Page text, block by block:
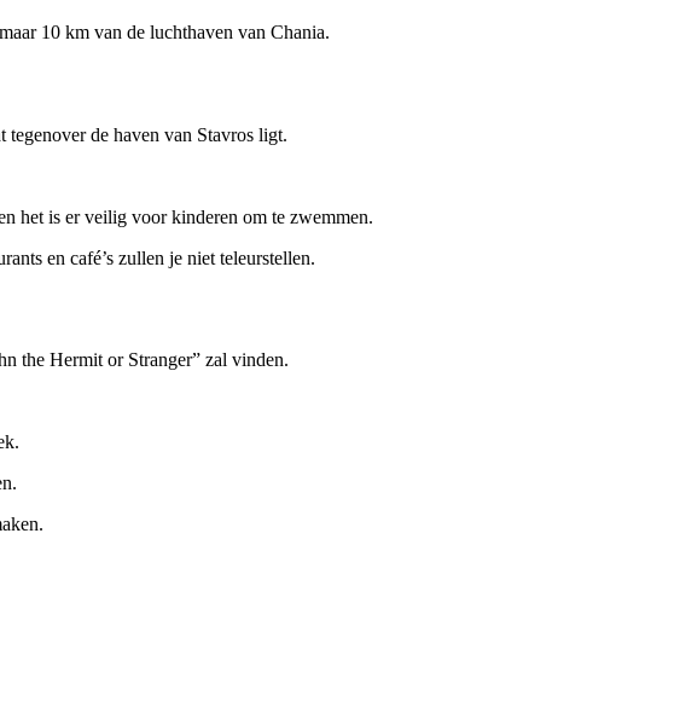
10 km van de luchthaven van Chania.
tegenover de haven van Stavros ligt.
het is er veilig voor kinderen om te zwemmen.
en café’s zullen je niet teleurstellen.
the Hermit or Stranger” zal vinden.